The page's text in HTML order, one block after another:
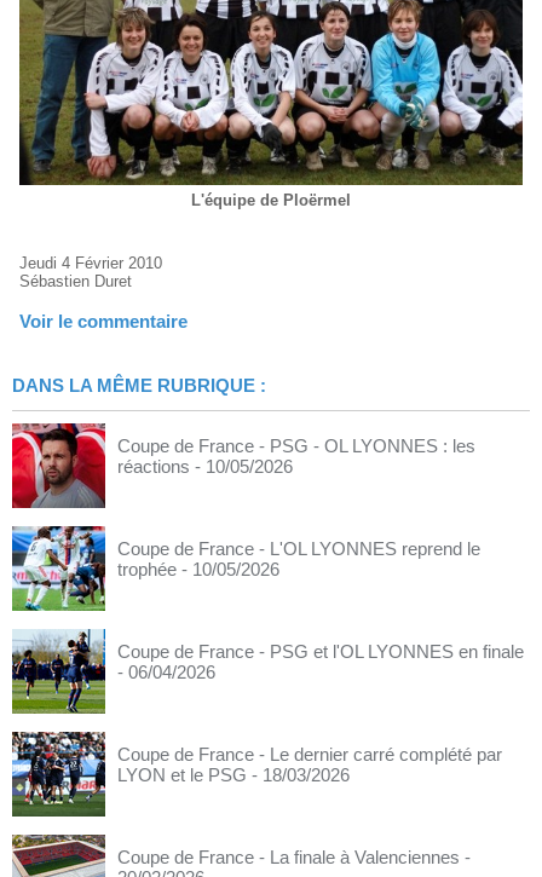
L'équipe de Ploërmel
Jeudi 4 Février 2010
Sébastien Duret
Voir le commentaire
DANS LA MÊME RUBRIQUE :
Coupe de France - PSG - OL LYONNES : les
réactions - 10/05/2026
Coupe de France - L'OL LYONNES reprend le
trophée - 10/05/2026
Coupe de France - PSG et l'OL LYONNES en finale
- 06/04/2026
Coupe de France - Le dernier carré complété par
LYON et le PSG - 18/03/2026
Coupe de France - La finale à Valenciennes -